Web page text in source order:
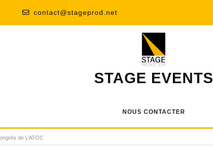
contact@stageprod.net
STAGE EVENTS
NOUS CONTACTER
de L’ATOC